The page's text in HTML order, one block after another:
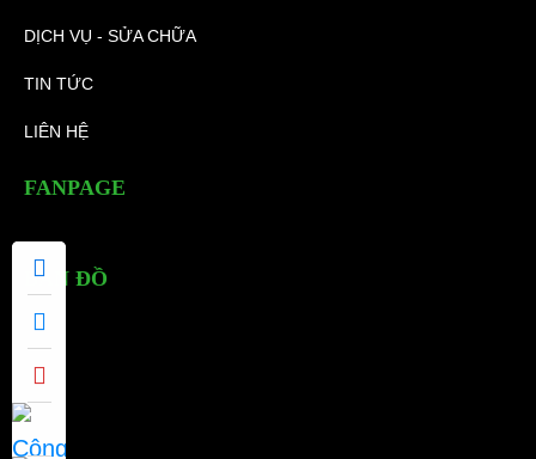
DỊCH VỤ - SỬA CHỮA
TIN TỨC
LIÊN HỆ
FANPAGE
BẢN ĐỒ